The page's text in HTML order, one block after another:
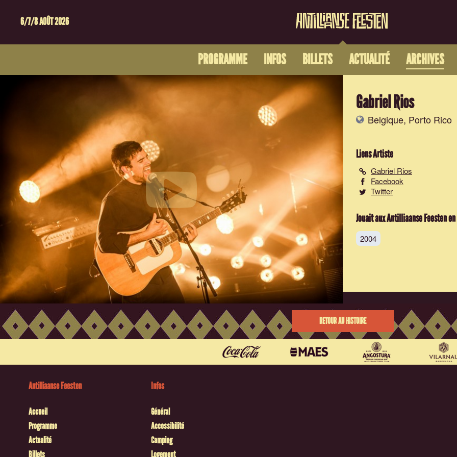
6/7/8 AOÛT 2026
PROGRAMME INFOS BILLETS ACTUALITÉ ARCHIVES
Gabriel Rios
Belgique, Porto Rico
Liens Artiste
Gabriel Rios
Facebook
Twitter
Jouait aux Antilliaanse Feesten en
2004
RETOUR AU HISTOIRE
Antilliaanse Feesten
Accueil
Programme
Actualité
Billets
Infos
Général
Accessibilité
Camping
Logement